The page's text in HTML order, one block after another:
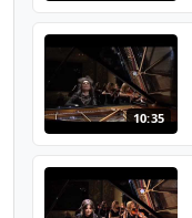
10:35